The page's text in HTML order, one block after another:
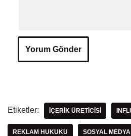
Etiketler: İÇERIK ÜRETICISI
REKLAM HUKUKU SOSYAL MEDYA